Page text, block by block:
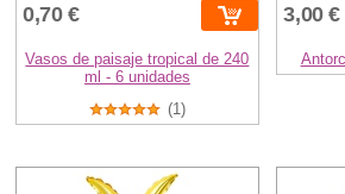
0,70 €
Vasos de paisaje tropical de 240
ml - 6 unidades
(1)
3,00 €